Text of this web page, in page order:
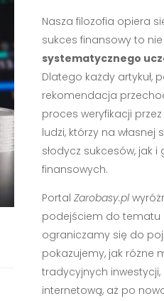
Nasza filozofia opiera
sukces finansowy to
systematycznego
Dlatego każdy artykuł,
rekomendacja
proces weryfikacji
ludzi, którzy na
słodycz sukcesów, jak
finansowych.
Portal Zarobasy.pl
podejściem do tematu
ograniczamy się do
pokazujemy, jak różne
tradycyjnych
internetową, aż po